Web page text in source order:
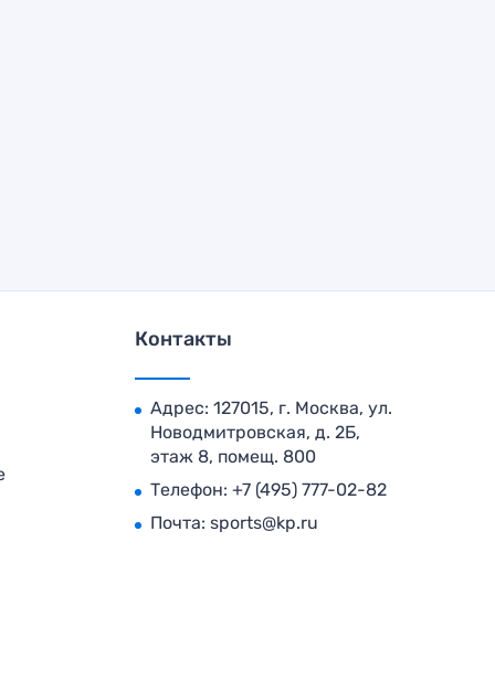
Контакты
Адрес: 127015, г. Москва, ул.
Новодмитровская, д. 2Б,
этаж 8, помещ. 800
Телефон: +7 (495) 777-02-82
Почта: sports@kp.ru